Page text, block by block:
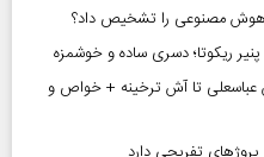
هوش مصنوعی را تشخیص داد؟
ریکوتا؛ دسری ساده و خوشمزه
عباسعلی تا آش ترخینه + خواص و